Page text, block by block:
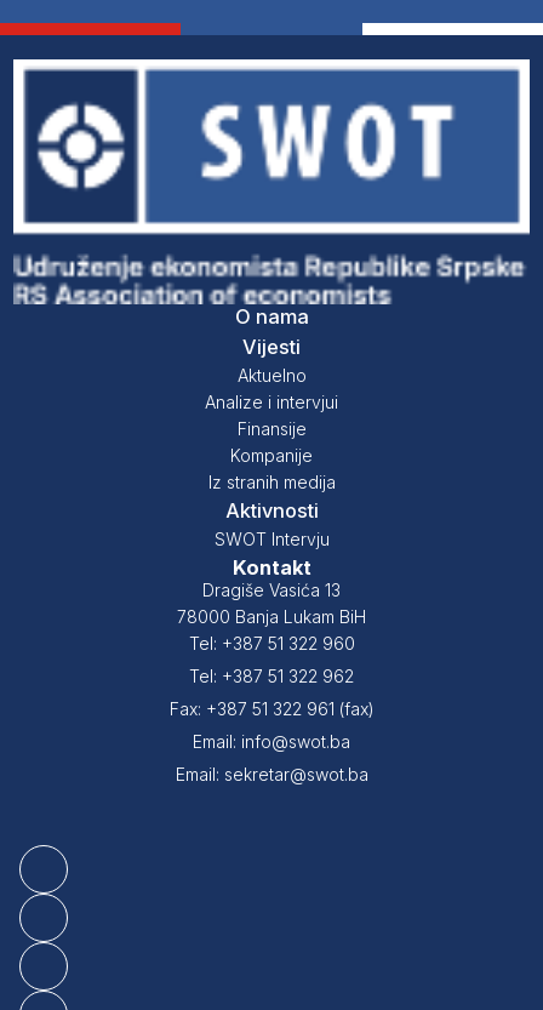
O nama
Vijesti
Aktuelno
Analize i intervjui
Finansije
Kompanije
Iz stranih medija
Aktivnosti
SWOT Intervju
Kontakt
Dragiše Vasića 13
78000 Banja Lukam BiH
Tel: +387 51 322 960
Tel: +387 51 322 962
Fax: +387 51 322 961 (fax)
Email: info@swot.ba
Email: sekretar@swot.ba